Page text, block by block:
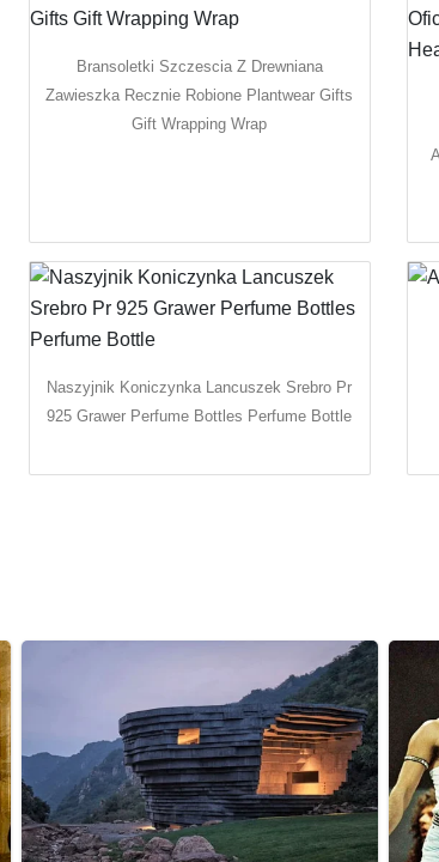
Bransoletki Szczescia Z Drewniana
Zawieszka Recznie Robione Plantwear Gifts
Gift Wrapping Wrap
Naszyjnik Koniczynka Lancuszek Srebro Pr
925 Grawer Perfume Bottles Perfume Bottle